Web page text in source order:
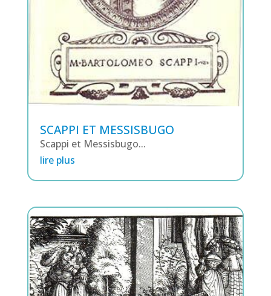
SCAPPI ET MESSISBUGO
Scappi et Messisbugo...
lire plus